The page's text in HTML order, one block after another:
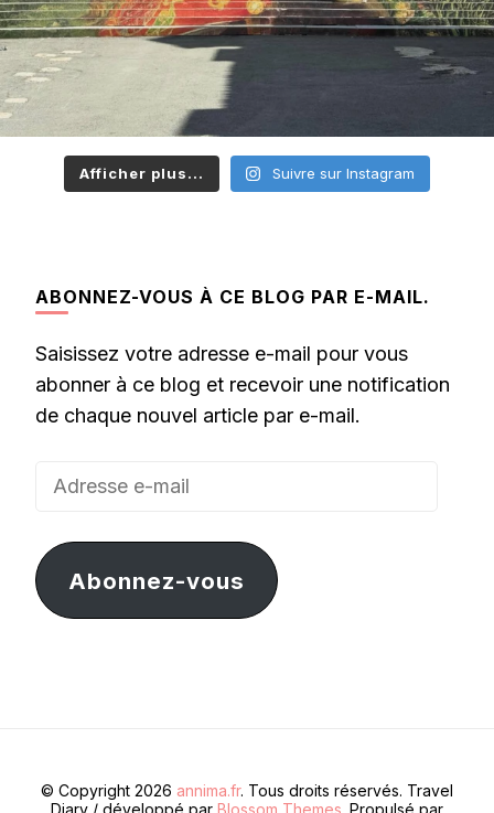
Afficher plus... Suivre sur Instagram
ABONNEZ-VOUS À CE BLOG PAR E-MAIL.
Saisissez votre adresse e-mail pour vous
abonner à ce blog et recevoir une notification
de chaque nouvel article par e-mail.
Adresse
mail
Abonnez-vous
© Copyright 2026 annima.fr. Tous droits réservés. Travel